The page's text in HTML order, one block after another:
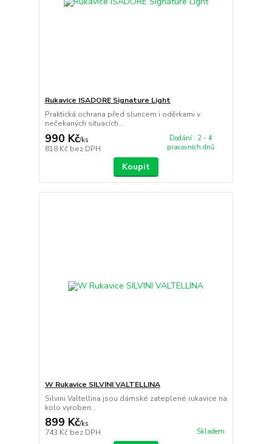
Rukavice ISADORE Signature Light
Praktická ochrana před sluncem i oděrkami v
nečekaných situacích...
990 Kč/ks
818 Kč bez DPH
Dodání : 2 - 4
pracovních dnů
Koupit
W Rukavice SILVINI VALTELLINA
Silvini Valtellina jsou dámské zateplené rukavice na
kolo vyroben...
899 Kč/ks
743 Kč bez DPH Skladem